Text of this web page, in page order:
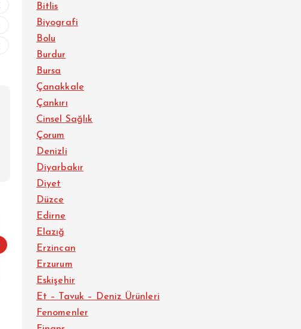
Bitlis
Biyografi
Bolu
Burdur
Bursa
Çanakkale
Çankırı
Cinsel Sağlık
Çorum
Denizli
Diyarbakır
Diyet
Düzce
Edirne
Elazığ
Erzincan
Erzurum
Eskişehir
Et – Tavuk – Deniz Ürünleri
Fenomenler